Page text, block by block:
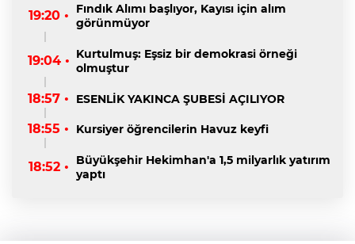
19:20 •
Fındık Alımı başlıyor, Kayısı için alım
görünmüyor
19:04 • Kurtulmuş: Eşsiz bir demokrasi örneği
olmuştur
18:57 • ESENLİK YAKINCA ŞUBESİ AÇILIYOR
18:55 • Kursiyer öğrencilerin Havuz keyfi
18:52 •
Büyükşehir Hekimhan'a 1,5 milyarlık yatırım
yaptı